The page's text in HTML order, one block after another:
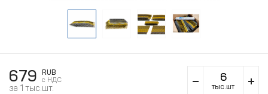
679
RUB
c НДС
за 1 тыс.шт. тыс.шт